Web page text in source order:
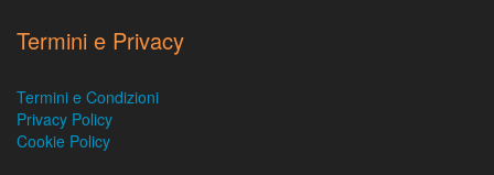
Termini e Privacy
Termini e Condizioni
Privacy Policy
Cookie Policy